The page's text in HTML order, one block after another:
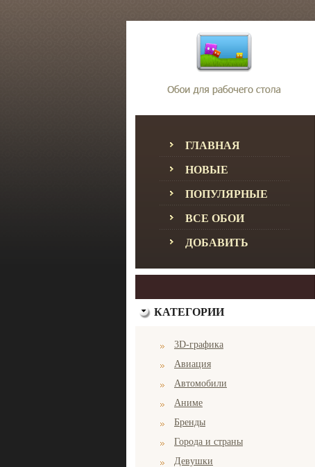
ГЛАВНАЯ
НОВЫЕ
ПОПУЛЯРНЫЕ
ВСЕ ОБОИ
ДОБАВИТЬ
КАТЕГОРИИ
3D-графика
Авиация
Автомобили
Аниме
Бренды
Города и страны
Девушки